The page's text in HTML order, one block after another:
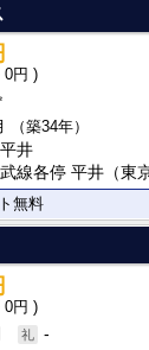
0円
（築34年）
井
線各停 平井（東
無料
0円
-